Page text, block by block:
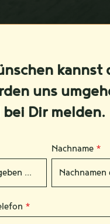
kannst
uns
Dir melden.
Nachname *
*